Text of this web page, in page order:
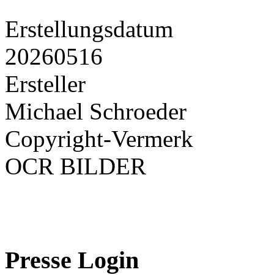
Erstellungsdatum
20260516
Ersteller
Michael Schroeder
Copyright-Vermerk
OCR BILDER
Presse Login